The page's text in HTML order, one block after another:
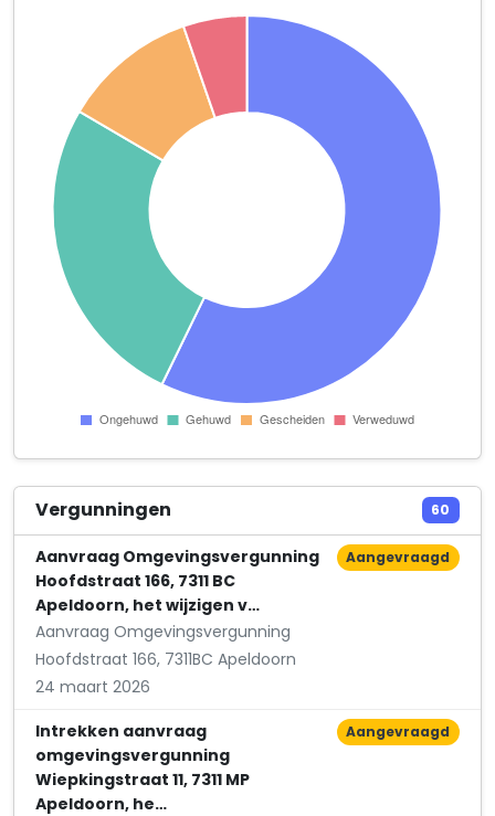
Paul Krugerstraat 7
Helfrichstraat 25 F
Mansion24
Leienplein 5
Martins Brasserie
Paslaan 5
Meester
Van Kinsbergenstraat 10
Middelink
Asselsestraat 88
MKP E-commerce
Molendwarsstraat 104
My Haircompany
Brinklaan 45
Vergunningen 60
Aanvraag Omgevingsvergunning
Hoofdstraat 166, 7311 BC
Apeldoorn, het wijzigen v…
Aanvraag Omgevingsvergunning
Hoofdstraat 166, 7311BC Apeldoorn
Aangevraagd
24 maart 2026
Intrekken aanvraag
omgevingsvergunning
Wiepkingstraat 11, 7311 MP
Apeldoorn, he…
Aangevraagd